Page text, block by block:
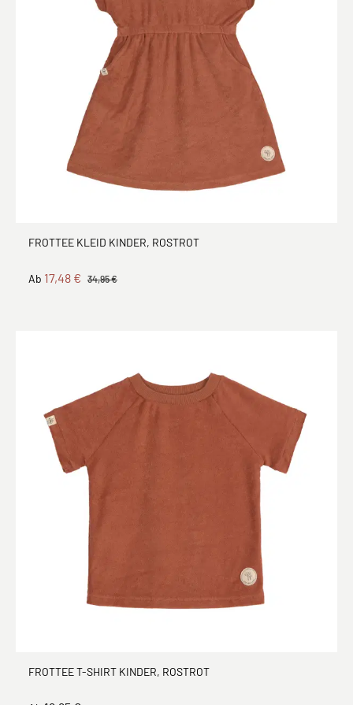
FROTTEE KLEID KINDER, ROSTROT
Ab 17,48 € 34,95 €
FROTTEE T-SHIRT KINDER, ROSTROT